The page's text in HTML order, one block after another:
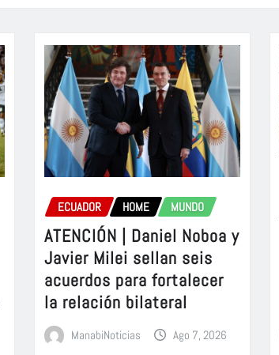
ECUADOR HOME MUNDO
ATENCIÓN | Daniel Noboa y
Javier Milei sellan seis
acuerdos para fortalecer
la relación bilateral
ManabiNoticias Ago 7, 2026